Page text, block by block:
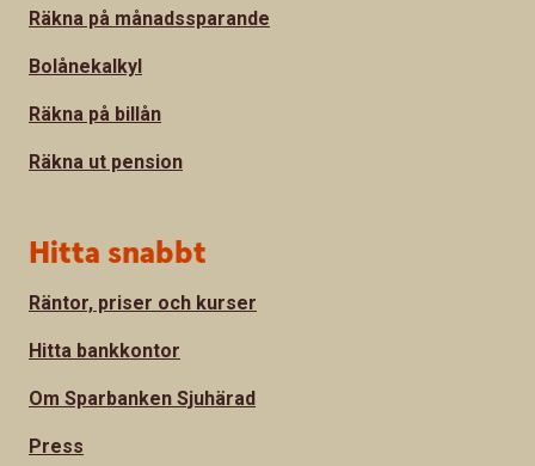
Räkna på månadssparande
Bolånekalkyl
Räkna på billån
Räkna ut pension
Hitta snabbt
Räntor, priser och kurser
Hitta bankkontor
Om Sparbanken Sjuhärad
Press